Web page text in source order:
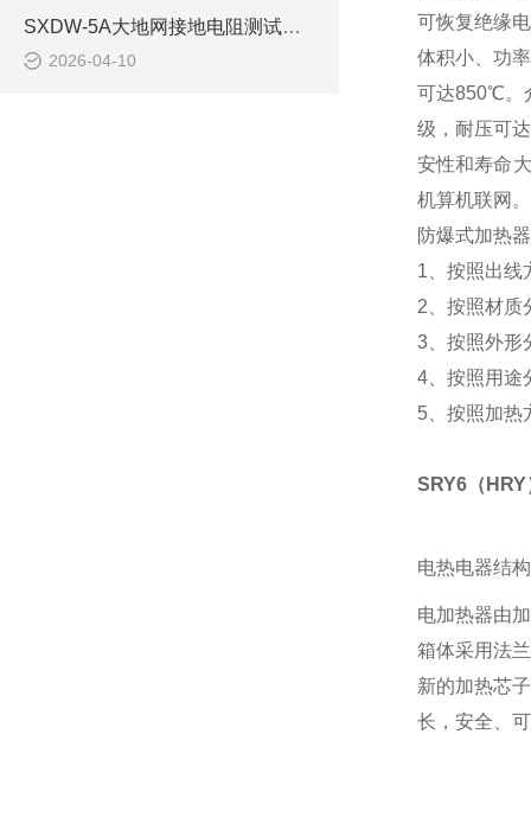
SXDW-5A大地网接地电阻测试仪的作用
2026-04-10
可恢复绝缘
体积小、功
可达850℃。
级，耐压可
安性和寿命
机算机联网
防爆式加热
1、按照出线
2、按照材质
3、按照外形
4、按照用途
5、按照加热
SRY6（
电热电器结
电加热器由
箱体采用法
新的加热芯
长，安全、